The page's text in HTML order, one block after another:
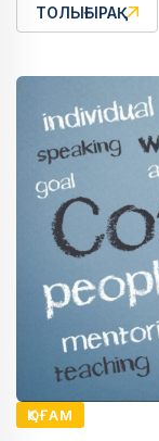
ТОЛЫҒЫРАҚ
ҚОҒАМ